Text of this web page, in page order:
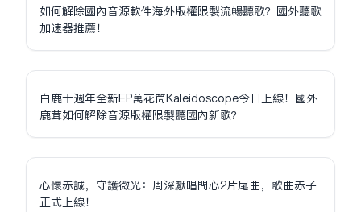
如何解除國內音源軟件海外版權限制流暢聽歌？國外聽歌
加速器推薦！
白鹿十週年全新EP萬花筒Kaleidoscope今日上線！國外
鹿茸如何解除音源版權限制聽國內新歌？
心懷赤誠，守護微光：周深獻唱問心2片尾曲，歌曲赤子
正式上線！